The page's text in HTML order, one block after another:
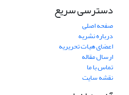
دسترسی سریع
صفحه اصلی
درباره نشریه
اعضای هیات تحریریه
ارسال مقاله
تماس با ما
نقشه سایت